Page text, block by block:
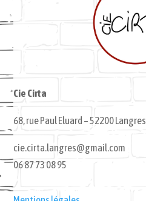
Cie Cirta
68, rue Paul Eluard – 52200 Langres
cie.cirta.langres@gmail.com
06 87 73 08 95